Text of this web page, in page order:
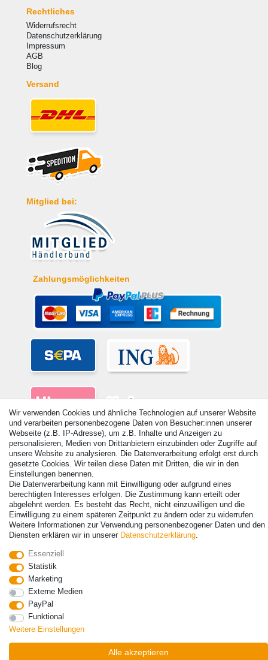
Rechtliches
Widerrufsrecht
Datenschutzerklärung
Impressum
AGB
Blog
Versand
Mitglied bei:
Zahlungsmöglichkeiten
© Copyright 2026 | Alle Rechte vorbehalten. - Alle Rechte vorbehalten.
Preisangaben inkl. gesetzl. 19% MwSt. | Grundpreise siehe Artikeldetail | *Gilt für
Lieferungen nach Deutschland!
Vertrag widerrufen Kontakt
Wir verwenden Cookies und ähnliche Technologien auf unserer Website
und verarbeiten personenbezogene Daten von Besucher:innen unserer
Webseite (z.B. IP-Adresse), um z.B. Inhalte und Anzeigen zu
personalisieren, Medien von Drittanbietern einzubinden oder Zugriffe auf
unsere Website zu analysieren. Die Datenverarbeitung erfolgt erst durch
gesetzte Cookies. Wir teilen diese Daten mit Dritten, die wir in den
Einstellungen benennen.
Die Datenverarbeitung kann mit Einwilligung oder aufgrund eines
berechtigten Interesses erfolgen. Die Zustimmung kann erteilt oder
abgelehnt werden. Es besteht das Recht, nicht einzuwilligen und die
Einwilligung zu einem späteren Zeitpunkt zu ändern oder zu widerrufen.
Weitere Informationen zur Verwendung personenbezogener Daten und den
Diensten erklären wir in unserer Daten­schutz­erklärung.
Essenziell
Statistik
Marketing
Externe Medien
PayPal
Funktional
Weitere Einstellungen
Alle akzeptieren